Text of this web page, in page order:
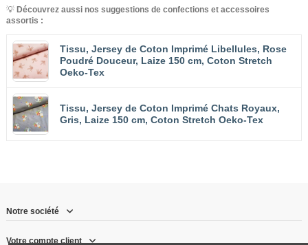
💡 Découvrez aussi nos suggestions de confections et accessoires
assortis :
Tissu, Jersey de Coton Imprimé Libellules, Rose
Poudré Douceur, Laize 150 cm, Coton Stretch
Oeko-Tex
Tissu, Jersey de Coton Imprimé Chats Royaux,
Gris, Laize 150 cm, Coton Stretch Oeko-Tex
Notre société
Votre compte client